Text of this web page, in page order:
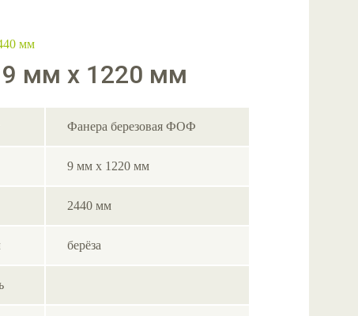
мм
мм х 1220 мм
Фанера березовая ФОФ
9 мм х 1220 мм
2440 мм
берёза